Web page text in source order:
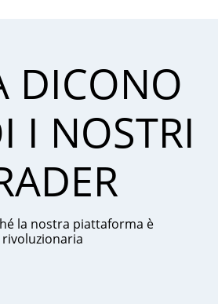
DICONO
I NOSTRI
la nostra piattaforma è
rivoluzionaria